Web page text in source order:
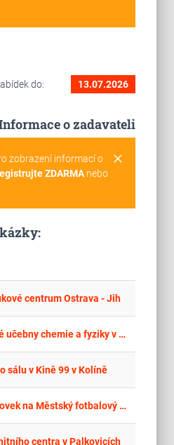
do: 13.07.2026
o zadavateli
clear
zobrazení informací o
ZDARMAnebo
centrum Ostrava - Jih
Rekonstrukce odborné učebny chemie a fyziky v ZŠ 28. října, Česká Lípa
sálu v Kině 99 v Kolíně
Nákup 2 ks LED obrazovek na Městský fotbalový stadion Srbská
centra v Palkovicích